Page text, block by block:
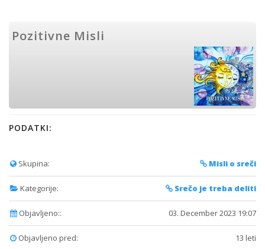
Pozitivne Misli
PODATKI:
Skupina: Misli o sreči
Kategorije: Srečo je treba deliti
Objavljeno:: 03. December 2023 19:07
Objavljeno pred: 13 leti